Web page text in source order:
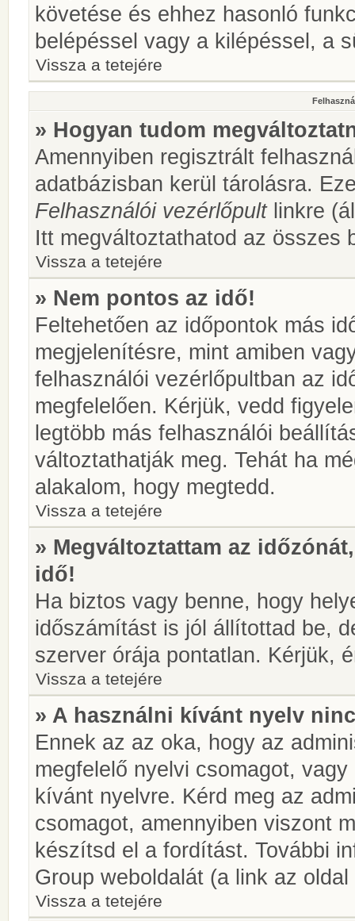
követése és ehhez hasonló
belépéssel vagy a kilépéssel, a
Vissza a tetejére
» Hogyan tudom
Amennyiben regisztrált
adatbázisban kerül tárolásra.
Felhasználói vezérlőpultlinkre
Itt megváltoztathatod az összes
Vissza a tetejére
» Nem pontos az idő!
Feltehetően az időpontok más
megjelenítésre, mint amiben
felhasználói vezérlőpultban az
megfelelően. Kérjük, vedd
legtöbb más felhasználói
változtathatják meg. Tehát ha
alakalom, hogy megtedd.
Vissza a tetejére
» Megváltoztattam az
idő!
Ha biztos vagy benne, hogy
időszámítást is jól állítottad be,
szerver órája pontatlan. Kérjük,
Vissza a tetejére
» A használni kívánt nyelv
Ennek az az oka, hogy az
megfelelő nyelvi csomagot,
kívánt nyelvre. Kérd meg az
csomagot, amennyiben viszont
készítsd el a fordítást. További
Group weboldalát (a link az
Vissza a tetejére